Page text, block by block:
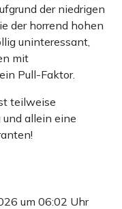
der niedrigen
der horrend hohen
uninteressant,
mit
Pull-Faktor.
teilweise
allein eine
um 06:02 Uhr